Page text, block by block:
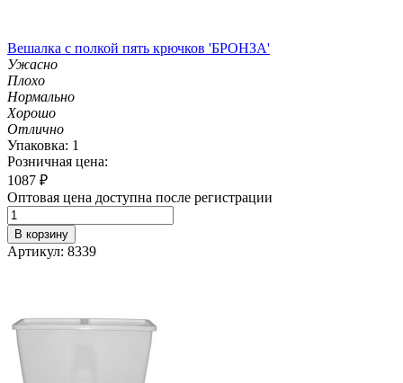
Вешалка с полкой пять крючков 'БРОНЗА'
Ужасно
Плохо
Нормально
Хорошо
Отлично
Упаковка: 1
Розничная цена:
1087 ₽
Оптовая цена доступна после регистрации
В корзину
Артикул: 8339